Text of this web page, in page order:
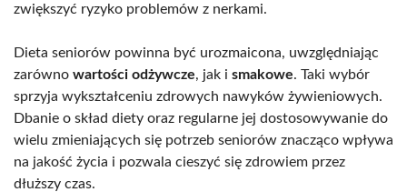
zwiększyć ryzyko problemów z nerkami.
Dieta seniorów powinna być urozmaicona, uwzględniając
zarówno wartości odżywcze, jak i smakowe. Taki wybór
sprzyja wykształceniu zdrowych nawyków żywieniowych.
Dbanie o skład diety oraz regularne jej dostosowywanie do
wielu zmieniających się potrzeb seniorów znacząco wpływa
na jakość życia i pozwala cieszyć się zdrowiem przez
dłuższy czas.